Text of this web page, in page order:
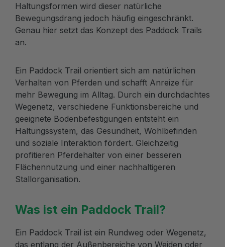
Haltungsformen wird dieser natürliche
Bewegungsdrang jedoch häufig eingeschränkt.
Genau hier setzt das Konzept des Paddock Trails
an.
Ein Paddock Trail orientiert sich am natürlichen
Verhalten von Pferden und schafft Anreize für
mehr Bewegung im Alltag. Durch ein durchdachtes
Wegenetz, verschiedene Funktionsbereiche und
geeignete Bodenbefestigungen entsteht ein
Haltungssystem, das Gesundheit, Wohlbefinden
und soziale Interaktion fördert. Gleichzeitig
profitieren Pferdehalter von einer besseren
Flächennutzung und einer nachhaltigeren
Stallorganisation.
Was ist ein Paddock Trail?
Ein Paddock Trail ist ein Rundweg oder Wegenetz,
das entlang der Außenbereiche von Weiden oder